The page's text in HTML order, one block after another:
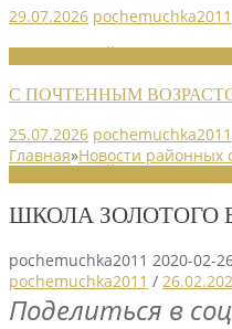
29.07.2026 pochemuchka2011
С ПОЧТЕННЫМ
25.07.2026 pochemuchka2011
Главная»Новости районных
ШКОЛА ЗОЛОТОГО
pochemuchka2011 2020-02-
pochemuchka2011 /
Поделиться в